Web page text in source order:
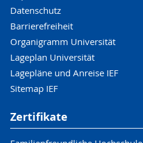
Datenschutz
Barrierefreiheit
Organigramm Universität
Lageplan Universität
Lagepläne und Anreise IEF
Sitemap IEF
Zertifikate